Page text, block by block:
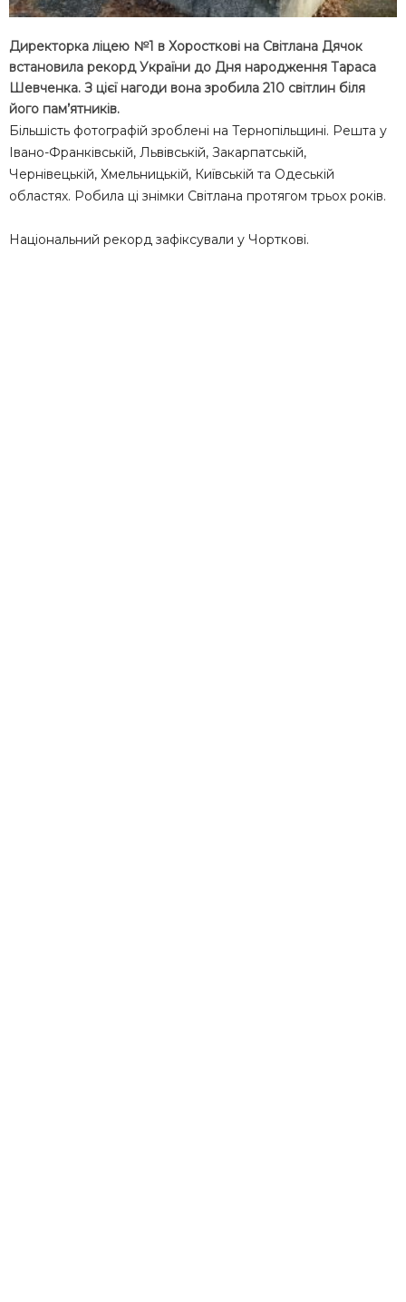
Директорка ліцею №1 в Хоросткові на Світлана Дячок
встановила рекорд України до Дня народження Тараса
Шевченка. З цієї нагоди вона зробила 210 світлин біля
його пам’ятників.
Більшість фотографій зроблені на Тернопільщині. Решта у
Івано-Франківській, Львівській, Закарпатській,
Чернівецькій, Хмельницькій, Київській та Одеській
областях. Робила ці знімки Світлана протягом трьох років.
Національний рекорд зафіксували у Чорткові.